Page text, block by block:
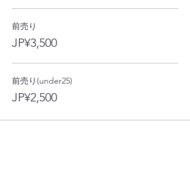
Band :
Bacteria Sound Machine
Bada bing, bada boom
Hall Dancer : UTENA
前売り
JP¥3,500
前売り(under25)
JP¥2,500